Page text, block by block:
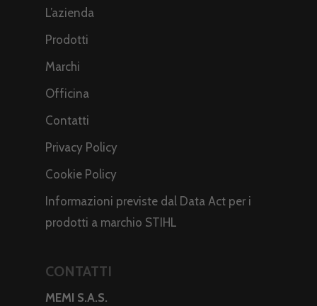
L’azienda
Prodotti
Marchi
Officina
Contatti
Privacy Policy
Cookie Policy
Informazioni previste dal Data Act per i
prodotti a marchio STIHL
CONTATTI
MEMI S.A.S.